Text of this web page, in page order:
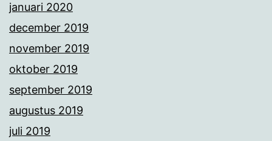
januari 2020
december 2019
november 2019
oktober 2019
september 2019
augustus 2019
juli 2019